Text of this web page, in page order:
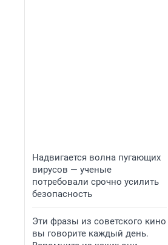
Надвигается волна пугающих
вирусов — ученые
потребовали срочно усилить
безопасность
Эти фразы из советского кино
вы говорите каждый день.